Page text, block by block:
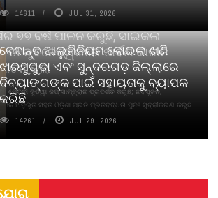
୭୭ ବର୍ଷ ପାଳନ କରୁଛି, ସାଇକଲ
ଭୁବନେଶ୍ୱରରେ ପାର୍ବଣ କାଳୀନ
କଲା
ମେଦିନୀ ଜୁଡୱା କପ୍‌ ସାମ୍ବ୍ରାନି ପ୍ରଦର୍ଶିତ କରୁଛି; ନବସୃଜନ,
ଅନୁଭୂତି ସହିତ ଓଡ଼ିଶା ପ୍ରତି ପ୍ରତିବଦ୍ଧତା ପୁନଃ ସୁଦୃଢୀକରଣ କରୁଛି
14611 JUL 31, 2026
ବେଦାନ୍ତ ଆଲୁମିନିୟମ କୋଇଲା ଖଣି
ଝାରସୁଗୁଡା ଏବଂ ସୁନ୍ଦରଗଡ଼ ଜିଲ୍ଲାରେ
ଦିବ୍ୟାଙ୍ଗଙ୍କ ପାଇଁ ସହାୟତାକୁ ବ୍ୟାପକ
କରିଛି
14261 JUL 29, 2026